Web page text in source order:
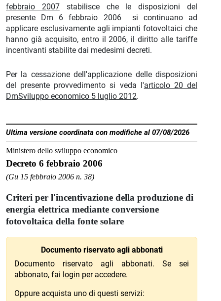
febbraio 2007stabilisce che le disposizioni del
presente Dm 6 febbraio 2006 si continuano ad
applicare esclusivamente agli impianti fotovoltaici che
hanno già acquisito, entro il 2006, il diritto alle tariffe
incentivanti stabilite dai medesimi decreti.
Per la cessazione dell'applicazione delle disposizioni
del presente provvedimento si veda l'articolo 20 del
DmSviluppo economico 5 luglio 2012.
Ultima versione coordinata con modifiche al 07/08/2026
Ministero dello sviluppo economico
Decreto 6 febbraio 2006
(Gu 15 febbraio 2006 n. 38)
Criteri per l'incentivazione della produzione di
energia elettrica mediante conversione
fotovoltaica della fonte solare
Documento riservato agli abbonati
Documento riservato agli abbonati. Se sei
abbonato, fai login per accedere.
Oppure acquista uno di questi servizi: